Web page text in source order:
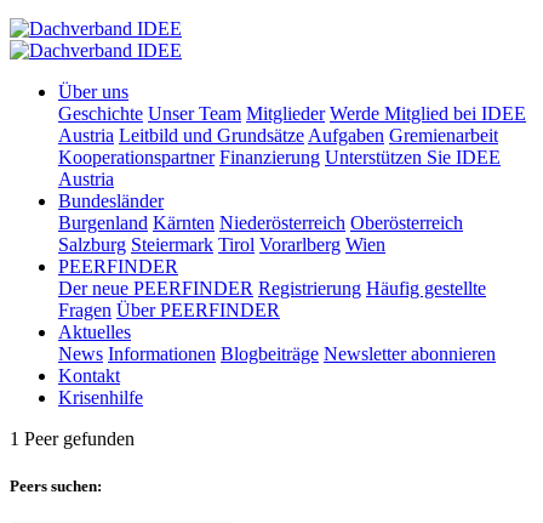
Über uns
Geschichte Unser Team Mitglieder Werde Mitglied bei IDEE
Austria Leitbild und Grundsätze Aufgaben Gremienarbeit
Kooperationspartner Finanzierung Unterstützen Sie IDEE
Austria
Bundesländer
Burgenland Kärnten Niederösterreich Oberösterreich
Salzburg Steiermark Tirol Vorarlberg Wien
PEERFINDER
Der neue PEERFINDER Registrierung Häufig gestellte
Fragen Über PEERFINDER
Aktuelles
News Informationen Blogbeiträge Newsletter abonnieren
Kontakt
Krisenhilfe
1 Peer gefunden
Peers suchen: